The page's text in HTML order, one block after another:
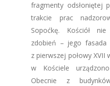
fragmenty odsłoniętej
trakcie prac
Sopoćkę. Kościół nie
zdobień – jego fasada
z pierwszej połowy XVII
w Kościele
Obecnie z